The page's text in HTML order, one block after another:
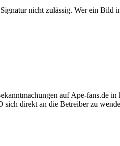
nicht zulässig. Wer ein Bild
auf Ape-fans.de
direkt an die Betreiber zu